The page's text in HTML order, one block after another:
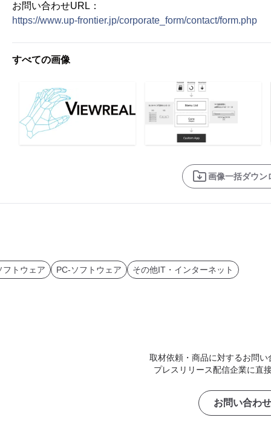
お問い合わせURL：
https://www.up-frontier.jp/corporate_form/contact/form.php
すべての画像
画像一括ダウン
フトウェア PC-ソフトウェア その他IT・インターネット
取材依頼・商品に対するお問い
プレスリリース配信企業に直
お問い合わせ